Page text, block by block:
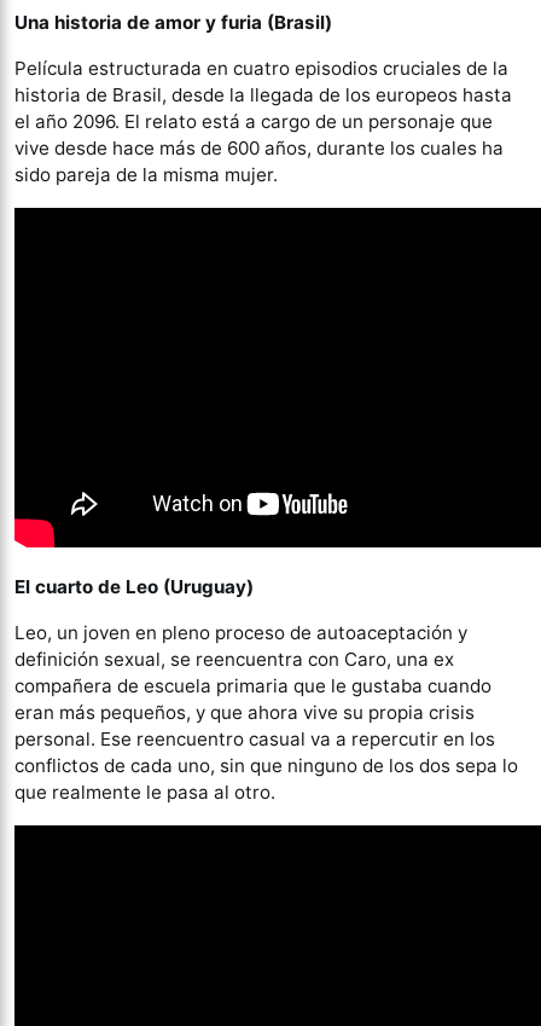
Una historia de amor y furia (Brasil)
Película estructurada en cuatro episodios cruciales de la
historia de Brasil, desde la llegada de los europeos hasta
el año 2096. El relato está a cargo de un personaje que
vive desde hace más de 600 años, durante los cuales ha
sido pareja de la misma mujer.
El cuarto de Leo (Uruguay)
Leo, un joven en pleno proceso de autoaceptación y
definición sexual, se reencuentra con Caro, una ex
compañera de escuela primaria que le gustaba cuando
eran más pequeños, y que ahora vive su propia crisis
personal. Ese reencuentro casual va a repercutir en los
conflictos de cada uno, sin que ninguno de los dos sepa lo
que realmente le pasa al otro.